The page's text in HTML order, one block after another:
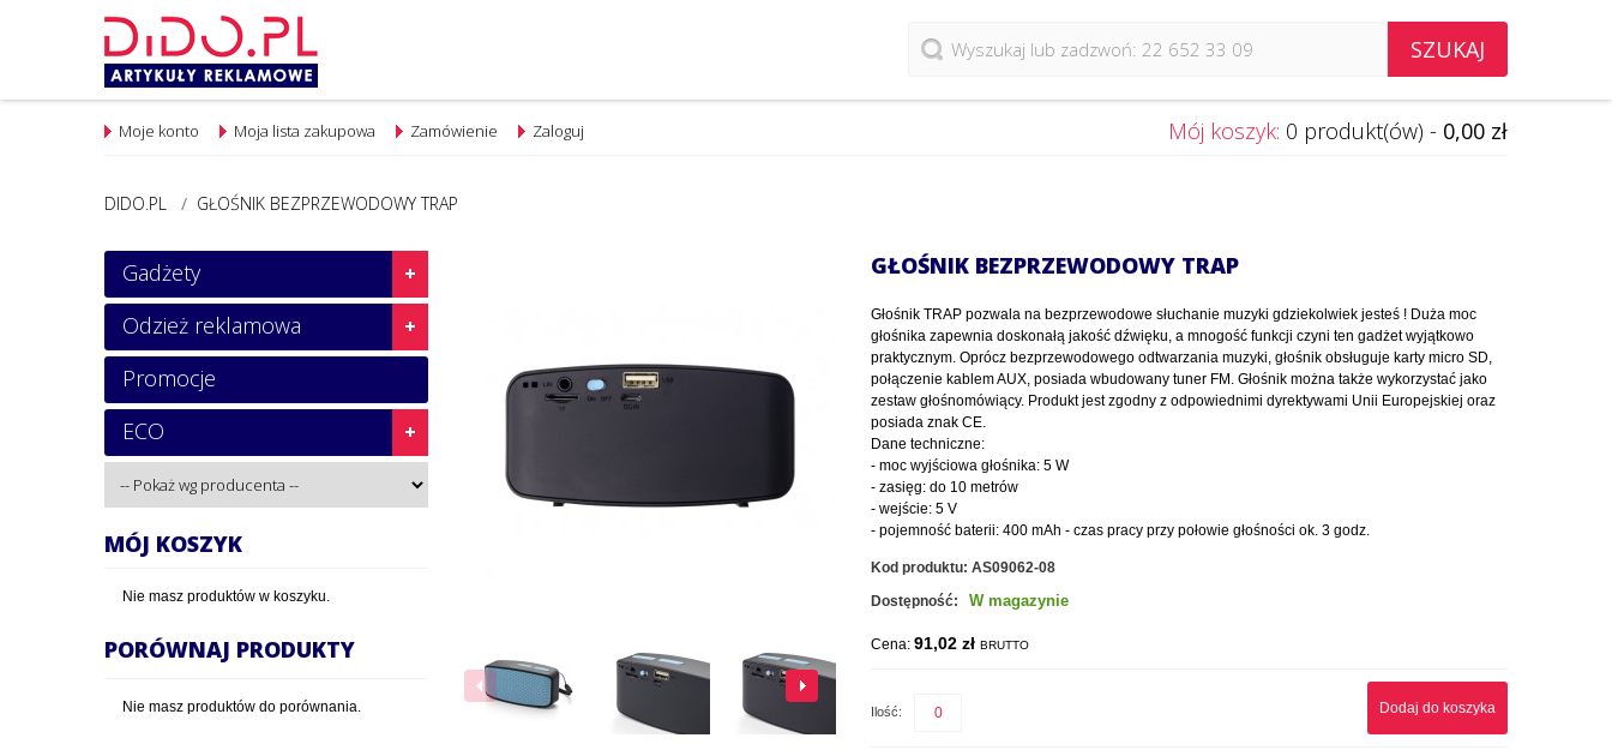
SZUKAJ
Mój koszyk: 0 produkt(ów) - 0,00 zł
Zaloguj
Moje konto Moja lista zakupowa Zamówienie
DIDO.PL / GŁOŚNIK BEZPRZEWODOWY TRAP
GŁOŚNIK BEZPRZEWODOWY TRAP
Głośnik TRAP pozwala na bezprzewodowe słuchanie muzyki gdziekolwiek jesteś ! Duża moc
głośnika zapewnia doskonałą jakość dźwięku, a mnogość funkcji czyni ten gadżet wyjątkowo
praktycznym. Oprócz bezprzewodowego odtwarzania muzyki, głośnik obsługuje karty micro SD,
połączenie kablem AUX, posiada wbudowany tuner FM. Głośnik można także wykorzystać jako
zestaw głośnomówiący. Produkt jest zgodny z odpowiednimi dyrektywami Unii Europejskiej oraz
posiada znak CE.
Dane techniczne:
- moc wyjściowa głośnika: 5 W
- zasięg: do 10 metrów
- wejście: 5 V
- pojemność baterii: 400 mAh - czas pracy przy połowie głośności ok. 3 godz.
Kod produktu:AS09062-08
Dostępność:
W magazynie
Cena:91,02 złBRUTTO
Ilość: Dodaj do koszyka
Gadżety
Odzież reklamowa
Promocje
ECO
MÓJ KOSZYK
Nie masz produktów w koszyku.
PORÓWNAJ PRODUKTY
Nie masz produktów do porównania.